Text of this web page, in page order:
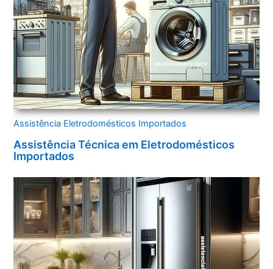
Assistência Eletrodomésticos Importados
Assistência Técnica em Eletrodomésticos
Importados